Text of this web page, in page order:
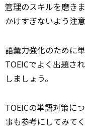
管理のスキルを磨き
かけすぎないよう注意
語彙力強化のために
TOEICでよく出題さ
しましょう。
TOEICの単語対策に
事も参考にしてみてく